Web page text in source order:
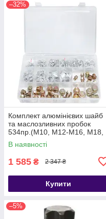
–32%
Комплект алюмінієвих шайб
та маслозливних пробок
534пр.(М10, М12-М16, М18,
М20) Forsage F-04J1063
В наявності
1 585 ₴ 2 347 ₴
Купити
–5%